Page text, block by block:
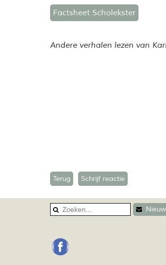
Factsheet Scholekster
Andere verhalen lezen van
Terug Schrijf reactie